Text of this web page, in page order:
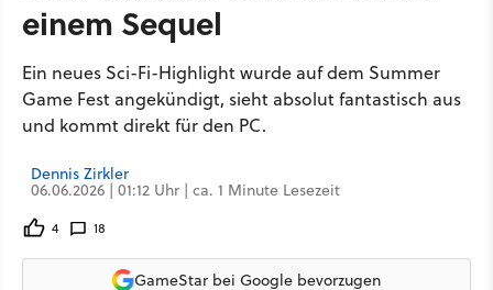
einem Sequel
Ein neues Sci-Fi-Highlight wurde auf dem Summer
Game Fest angekündigt, sieht absolut fantastisch aus
und kommt direkt für den PC.
Dennis Zirkler
06.06.2026 | 01:12 Uhr | ca. 1 Minute Lesezeit
4 18
GameStar bei Google bevorzugen